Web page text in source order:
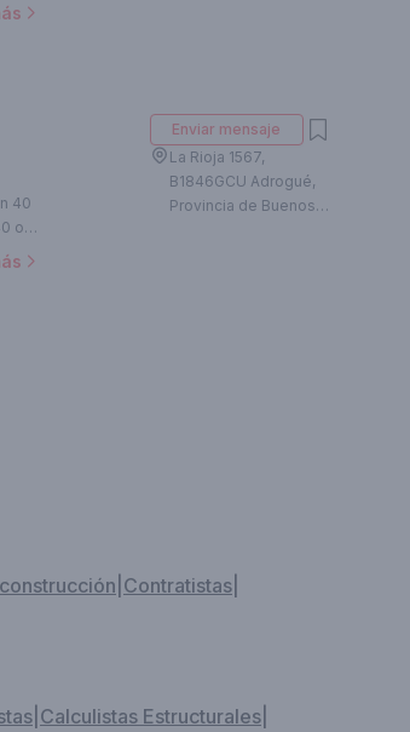
40
o
Enviar mensaje
La Rioja 1567,
B1846GCU Adrogué,
Provincia de Buenos
Contratistas
Calculistas Estructurales